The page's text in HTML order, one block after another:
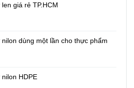
giá rẻ TP.HCM
nilon dùng một lần cho thực phẩm
HDPE